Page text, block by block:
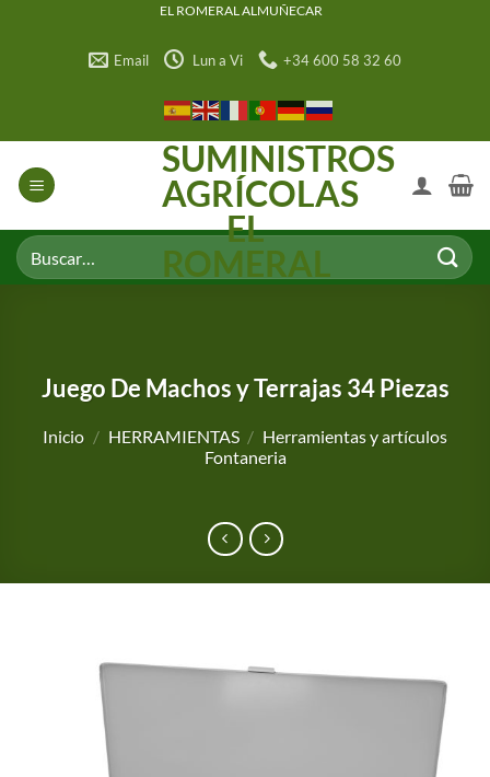
EL ROMERAL ALMUÑECAR
Email Lun a Vi +34 600 58 32 60
SUMINISTROS
AGRÍCOLAS
EL
ROMERAL
Buscar
por:
Juego De Machos y Terrajas 34 Piezas
Inicio / HERRAMIENTAS / Herramientas y artículos
Fontaneria